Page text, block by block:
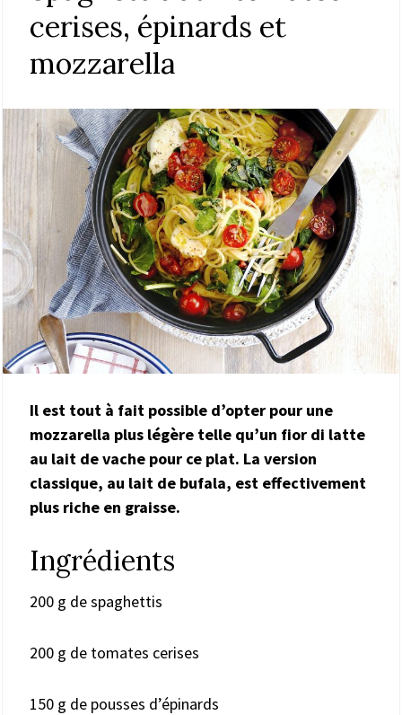
cerises, épinards et
mozzarella
Il est tout à fait possible d’opter pour une
mozzarella plus légère telle qu’un fior di latte
au lait de vache pour ce plat. La version
classique, au lait de bufala, est effectivement
plus riche en graisse.
Ingrédients
200 g de spaghettis
200 g de tomates cerises
150 g de pousses d’épinards